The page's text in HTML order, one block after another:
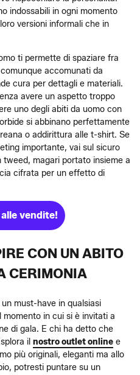
indossabili in ogni momento
versioni informali che in
ti permette di spaziare fra
accomunati da
cura per dettagli e materiali.
avere un aspetto troppo
uno degli abiti da uomo con
si abbinano perfettamente
o addirittura alle t-shirt. Se
importante, vai sul sicuro
magari portato insieme a
cifrata per un effetto di
vendite!
CON UN ABITO
CERIMONIA
must-have in qualsiasi
in cui si è invitati a
di gala. E chi ha detto che
il nostro outlet online e
più originali, eleganti ma allo
potresti puntare su un